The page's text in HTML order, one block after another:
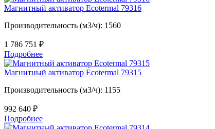
Магнитный активатор Ecotermal 79316
Производительность (м3/ч): 1560
1 786 751 ₽
Подробнее
Магнитный активатор Ecotermal 79315
Производительность (м3/ч): 1155
992 640 ₽
Подробнее